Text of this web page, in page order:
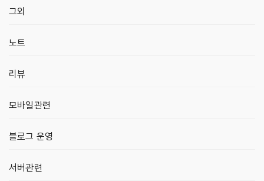
그외
노트
리뷰
모바일관련
블로그 운영
서버관련